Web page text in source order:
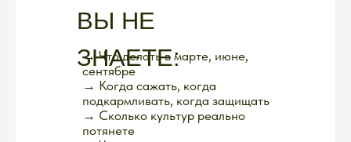
ПОЭТОМУ
МЫ